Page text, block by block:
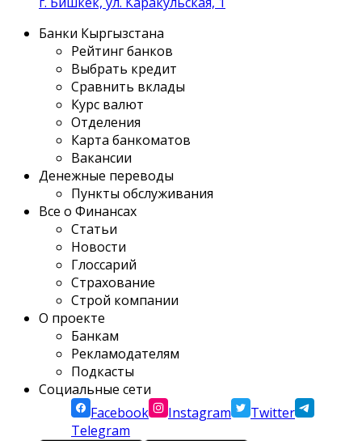
Банки Кыргызстана
Рейтинг банков
Выбрать кредит
Сравнить вклады
Курс валют
Отделения
Карта банкоматов
Вакансии
Денежные переводы
Пункты обслуживания
Все о Финансах
Статьи
Новости
Глоссарий
Страхование
Строй компании
О проекте
Банкам
Рекламодателям
Подкасты
Социальные сети
Facebook
Instagram
Twitter
Telegram